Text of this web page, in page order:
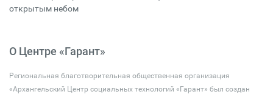
открытым небом
О Центре «Гарант»
Региональная благотворительная общественная организация
«Архангельский Центр социальных технологий «Гарант» был создан